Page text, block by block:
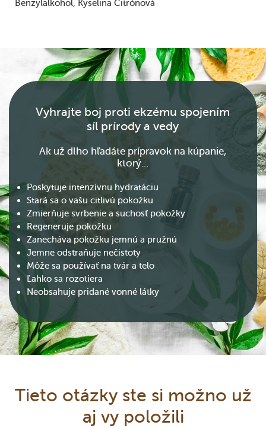
Benzylalkohol Kyselina Citrónová
Vyhrajte boj proti ekzému spojením
síl prírody a vedy
Ak už dlho hľadáte prípravok na kúpanie,
ktorý...
Poskytuje intenzívnu hydratáciu
Stará sa o vašu citlivú pokožku
Zmierňuje svrbenie a suchosť pokožky
Regeneruje pokožku
Zanecháva pokožku jemnú a pružnú
Jemne odstraňuje nečistoty
Môže sa používať na tvár a telo
Ľahko sa rozotiera
Neobsahuje pridané vonné látky
Tieto otázky ste si možno už
aj vy položili